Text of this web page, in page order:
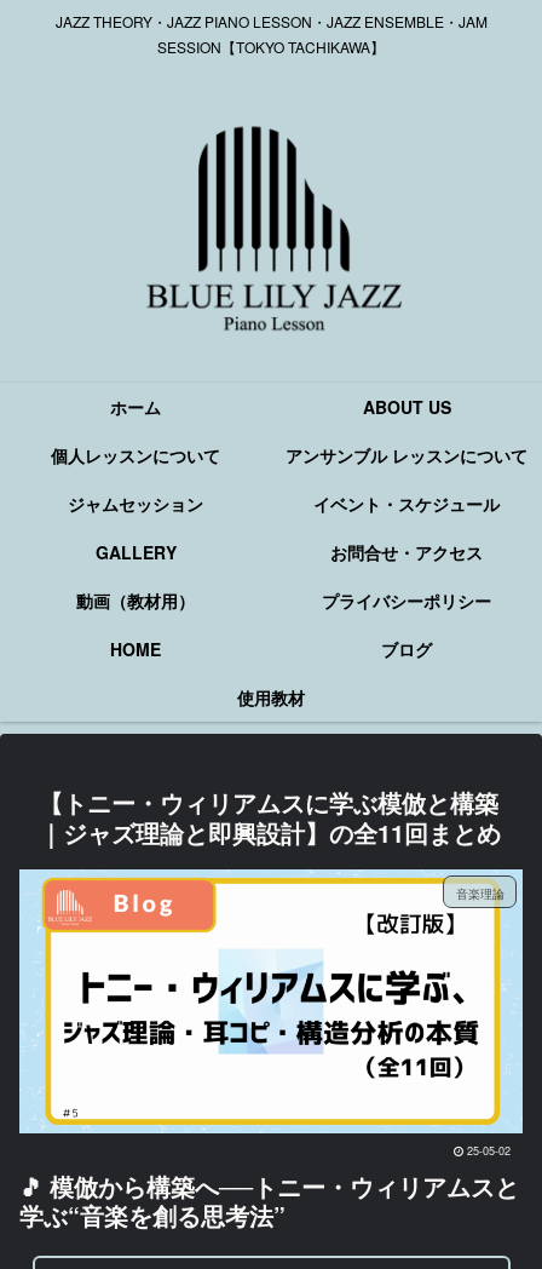
JAZZ THEORY・JAZZ PIANO LESSON・JAZZ ENSEMBLE・JAM
SESSION【TOKYO TACHIKAWA】
ホーム
ABOUT US
個人レッスンについて
アンサンブル レッスンについて
ジャムセッション
イベント・スケジュール
GALLERY
お問合せ・アクセス
動画（教材用）
プライバシーポリシー
HOME
ブログ
使用教材
【トニー・ウィリアムスに学ぶ模倣と構築
｜ジャズ理論と即興設計】の全11回まとめ
音楽理論
25-05-02
🎵 模倣から構築へ──トニー・ウィリアムスと
学ぶ“音楽を創る思考法”